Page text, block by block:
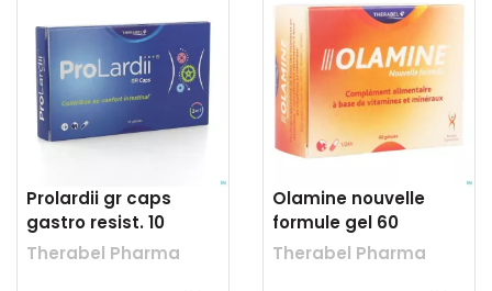
Prolardii gr caps
gastro resist. 10
Therabel Pharma
Olamine nouvelle
formule gel 60
Therabel Pharma